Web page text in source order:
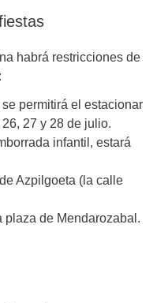
habrá restricciones de
permitirá el estacionar
27 y 28 de julio.
infantil, estará
Azpilgoeta (la calle
plaza de Mendarozabal.